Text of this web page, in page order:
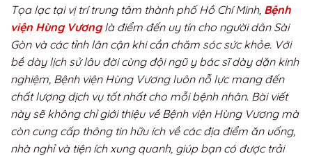
Tọa lạc tại vị trí trung tâm thành phố Hồ Chí Minh, Bệnh
viện Hùng Vươnglà điểm đến uy tín cho người dân Sài
Gòn và các tỉnh lân cận khi cần chăm sóc sức khỏe. Với
bề dày lịch sử lâu đời cùng đội ngũ y bác sĩ dày dặn kinh
nghiệm, Bệnh viện Hùng Vương luôn nỗ lực mang đến
chất lượng dịch vụ tốt nhất cho mỗi bệnh nhân. Bài viết
này sẽ không chỉ giới thiệu về Bệnh viện Hùng Vương mà
còn cung cấp thông tin hữu ích về các địa điểm ăn uống,
nhà nghỉ và tiện ích xung quanh, giúp bạn có được trải